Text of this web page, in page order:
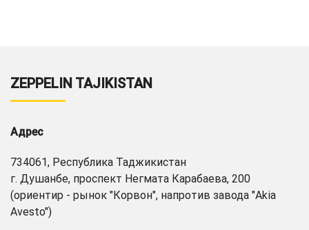
ZEPPELIN TAJIKISTAN
Адрес
734061, Республика Таджикистан
г. Душанбе, проспект Негмата Карабаева, 200
(ориентир - рынок "Корвон", напротив завода "Akia
Avesto")